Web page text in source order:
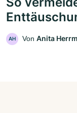
AH Von Anita